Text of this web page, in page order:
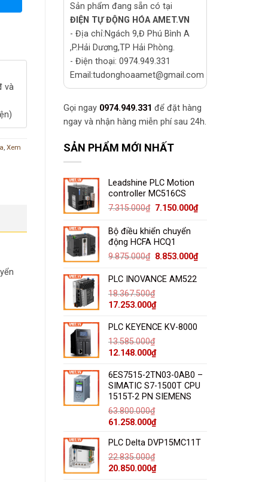
Sản phẩm đang sẵn có tại
ĐIỆN TỰ ĐỘNG HÓA AMET.VN
- Địa chỉ:Ngách 9,Đ Phú Bình A
,P.Hải Dương,TP Hải Phòng.
- Điện thoại: 0974.949.331
Email:tudonghoaamet@gmail.com
Gọi ngay 0974.949.331 để đặt hàng
ngay và nhận hàng miễn phí sau 24h.
SẢN PHẨM MỚI NHẤT
Leadshine PLC Motion
controller MC516CS
7.315.000₫ Giá
là:
7.315.000₫.
7.150.000₫Giá
7.150.000₫.
Bộ điều khiển chuyển
động HCFA HCQ1
9.875.000₫ Giá
là:
9.875.000₫.
8.853.000₫Giá
PLC INOVANCE AM522
18.367.500₫
Giá
là:
18.367.500₫.
17.253.000₫Giá
tại
17.253.000₫.
PLC KEYENCE KV-8000
13.585.000₫
Giá
là:
13.585.000₫.
12.148.000₫Giá
tại
là:
12.148.000₫.
6ES7515-2TN03-0AB0 –
SIMATIC S7-1500T CPU
1515T-2 PN SIEMENS
63.800.000₫
Giá
là:
63.800.000₫.
61.258.000₫Giá
tại
61.258.000₫.
PLC Delta DVP15MC11T
22.835.000₫
Giá
20.850.000₫Giá
và
,Xem